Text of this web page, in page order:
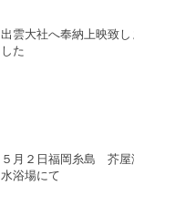
出雲大社へ奉納上映致しま
した
５月２日福岡糸島 芥屋海
水浴場にて